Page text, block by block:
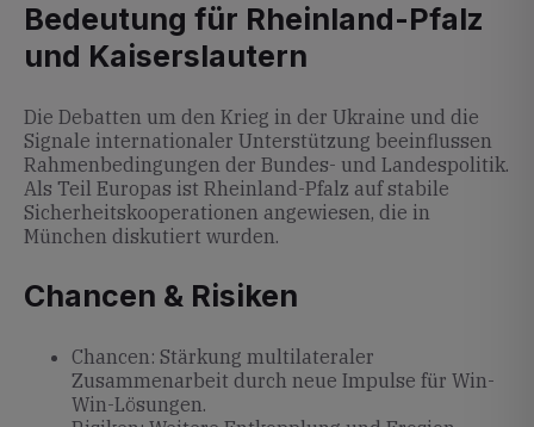
Bedeutung für Rheinland-Pfalz
und Kaiserslautern
Die Debatten um den Krieg in der Ukraine und die
Signale internationaler Unterstützung beeinflussen
Rahmenbedingungen der Bundes- und Landespolitik.
Als Teil Europas ist Rheinland-Pfalz auf stabile
Sicherheitskooperationen angewiesen, die in
München diskutiert wurden.
Chancen & Risiken
Chancen: Stärkung multilateraler
Zusammenarbeit durch neue Impulse für Win-
Win-Lösungen.